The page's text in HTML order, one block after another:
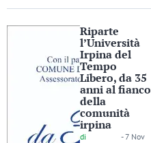
Riparte
l’Università
Irpina del
Tempo
Libero, da 35
anni al fianco
della
comunità
irpina
di
-7 Nov